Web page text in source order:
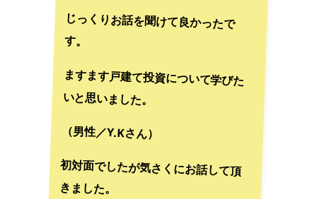
じっくりお話を聞けて良かったで
す。
ますます戸建て投資について学びた
いと思いました。
（男性／Y.Kさん）
初対面でしたが気さくにお話して頂
きました。